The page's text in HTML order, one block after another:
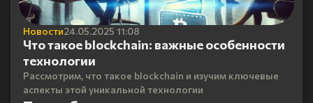
Новости24.05.2025 11:08
Что такое blockchain: важные особенности
технологии
Рассмотрим, что такое blockchain и изучим ключевые
аспекты этой уникальной технологии